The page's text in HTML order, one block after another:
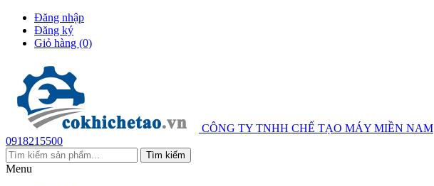
Đăng nhập
Đăng ký
Giỏ hàng (0)
CÔNG TY TNHH CHẾ TẠO MÁY MIỀN NAM
0918215500
Menu